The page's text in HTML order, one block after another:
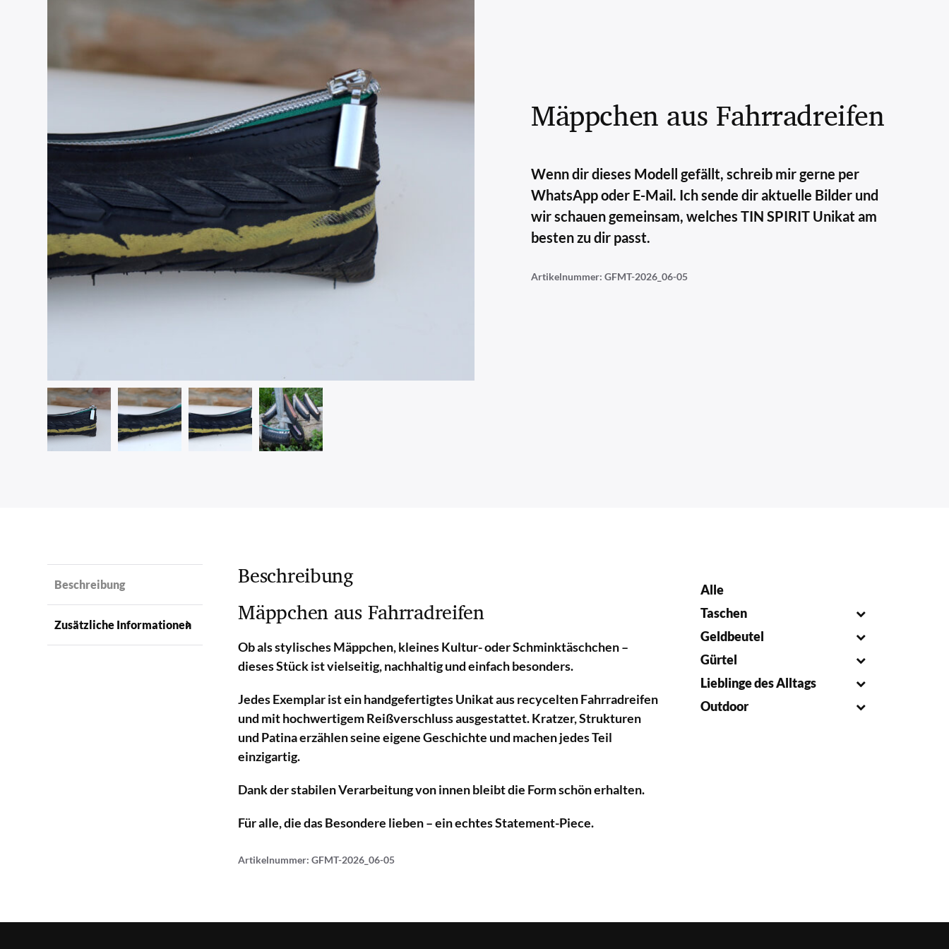
Mäppchen aus Fahrradreifen
Wenn dir dieses Modell gefällt, schreib mir gerne per
WhatsApp oder E-Mail. Ich sende dir aktuelle Bilder und
wir schauen gemeinsam, welches TIN SPIRIT Unikat am
besten zu dir passt.
Artikelnummer: GFMT-2026_06-05
Beschreibung
Zusätzliche Informationen
Beschreibung
Mäppchen aus Fahrradreifen
Ob als stylisches Mäppchen, kleines Kultur- oder Schminktäschchen –
dieses Stück ist vielseitig, nachhaltig und einfach besonders.
Jedes Exemplar ist ein handgefertigtes Unikat aus recycelten Fahrradreifen
und mit hochwertigem Reißverschluss ausgestattet. Kratzer, Strukturen
und Patina erzählen seine eigene Geschichte und machen jedes Teil
einzigartig.
Dank der stabilen Verarbeitung von innen bleibt die Form schön erhalten.
Für alle, die das Besondere lieben – ein echtes Statement-Piece.
Artikelnummer:GFMT-2026_06-05
Alle
Taschen
Geldbeutel
Gürtel
Lieblinge des Alltags
Outdoor